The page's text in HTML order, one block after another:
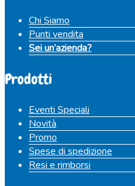
Chi Siamo
Punti vendita
Sei un’azienda?
Prodotti
Eventi Speciali
Novità
Promo
Spese di spedizione
Resi e rimborsi